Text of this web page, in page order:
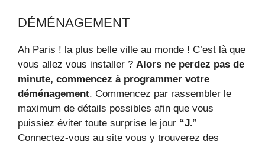
DÉMÉNAGEMENT
Ah Paris ! la plus belle ville au monde ! C’est là que
vous allez vous installer ? Alors ne perdez pas de
minute, commencez à programmer votre
déménagement. Commencez par rassembler le
maximum de détails possibles afin que vous
puissiez éviter toute surprise le jour “J.”
Connectez-vous au site vous y trouverez des